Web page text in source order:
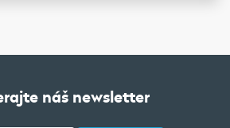
náš newsletter